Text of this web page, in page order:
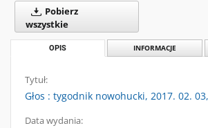
Pobierz
wszystkie
OPIS INFORMACJE
Tytuł:
Głos : tygodnik nowohucki, 2017. 02.
Data wydania: